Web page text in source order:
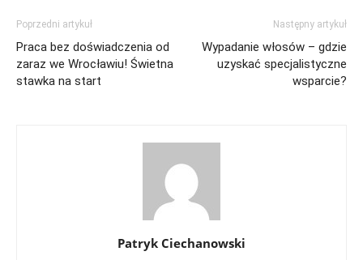
Poprzedni artykuł
Praca bez doświadczenia od
zaraz we Wrocławiu! Świetna
stawka na start
Następny artykuł
Wypadanie włosów – gdzie
uzyskać specjalistyczne
wsparcie?
Patryk Ciechanowski